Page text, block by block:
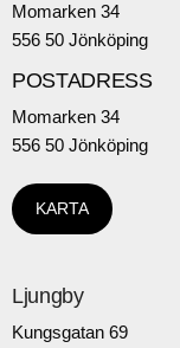
Momarken 34
556 50 Jönköping
POSTADRESS
Momarken 34
556 50 Jönköping
KARTA
Ljungby
Kungsgatan 69